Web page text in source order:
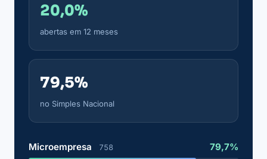
20,0%
abertas em 12 meses
79,5%
no Simples Nacional
Microempresa 758 79,7%